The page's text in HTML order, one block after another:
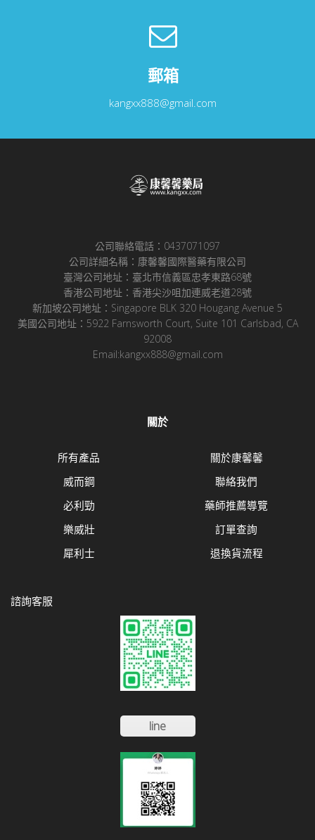
郵箱
kangxx888@gmail.com
公司聯絡電話：0437071097
公司詳細名稱：康馨馨國際醫藥有限公司
臺灣公司地址：臺北市信義區忠孝東路68號
香港公司地址：香港尖沙咀加連威老道28號
新加坡公司地址：Singapore BLK 320 Hougang Avenue 5
美國公司地址：5922 Farnsworth Court, Suite 101 Carlsbad, CA
92008
Email:kangxx888@gmail.com
關於
所有產品
威而鋼
必利勁
樂威壯
犀利士
關於康馨馨
聯絡我們
藥師推薦導覽
訂單查詢
退換貨流程
諮詢客服
line